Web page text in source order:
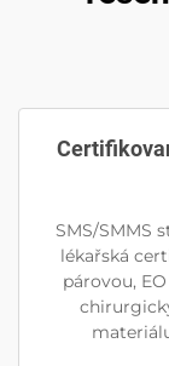
SMS/SMMS
lékařská
párovou,